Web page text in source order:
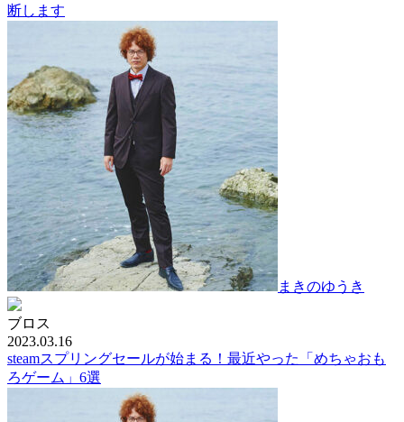
断します
まきのゆうき
ブロス
2023.03.16
steamスプリングセールが始まる！最近やった「めちゃおも
ろゲーム」6選